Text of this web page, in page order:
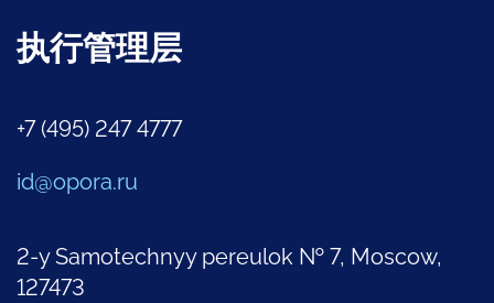
执行管理层
+7 (495) 247 4777
id@opora.ru
2-y Samotechnyy pereulok № 7, Moscow,
127473